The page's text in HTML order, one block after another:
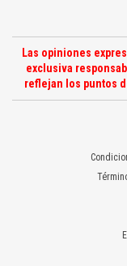
Las opiniones
exclusiva
reflejan los puntos